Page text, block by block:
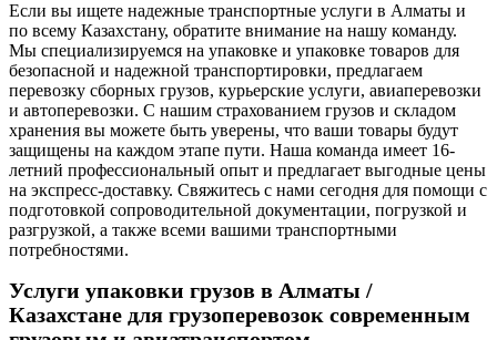
Если вы ищете надежные транспортные услуги в Алматы и
по всему Казахстану, обратите внимание на нашу команду.
Мы специализируемся на упаковке и упаковке товаров для
безопасной и надежной транспортировки, предлагаем
перевозку сборных грузов, курьерские услуги, авиаперевозки
и автоперевозки. С нашим страхованием грузов и складом
хранения вы можете быть уверены, что ваши товары будут
защищены на каждом этапе пути. Наша команда имеет 16-
летний профессиональный опыт и предлагает выгодные цены
на экспресс-доставку. Свяжитесь с нами сегодня для помощи с
подготовкой сопроводительной документации, погрузкой и
разгрузкой, а также всеми вашими транспортными
потребностями.
Услуги упаковки грузов в Алматы /
Казахстане для грузоперевозок современным